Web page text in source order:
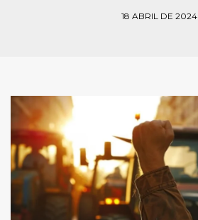
18 ABRIL DE 2024